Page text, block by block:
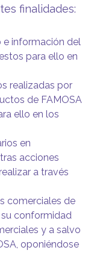
finalidades:
e información del
para ello en
realizadas por
de FAMOSA
ello en los
en
acciones
a través
comerciales de
su conformidad
y a salvo
oponiéndose